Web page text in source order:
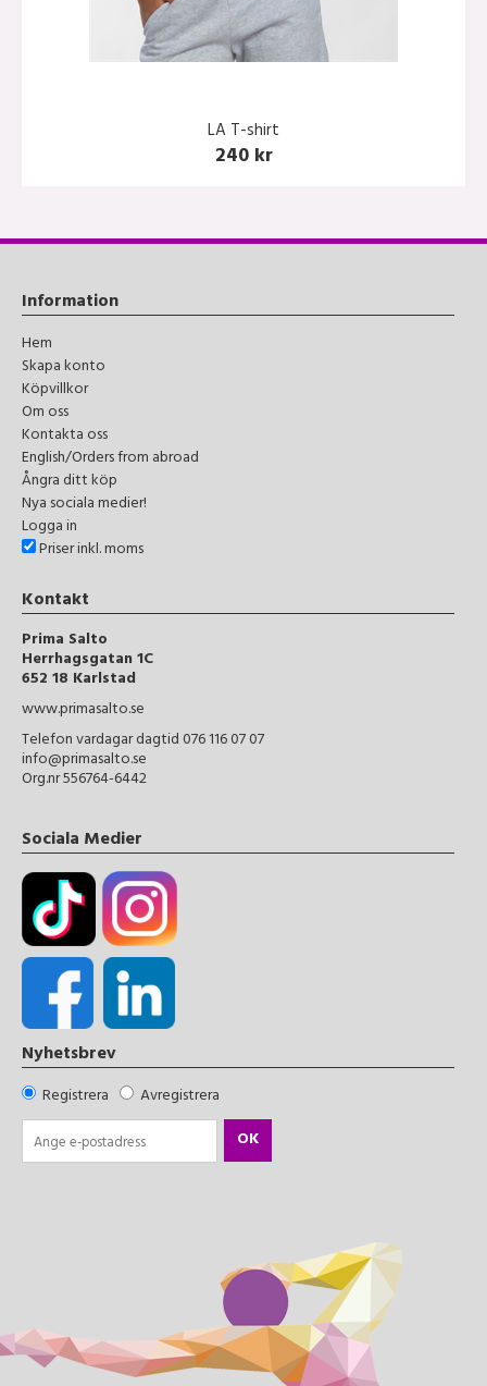
LA T-shirt
240 kr
Information
Hem
Skapa konto
Köpvillkor
Om oss
Kontakta oss
English/Orders from abroad
Ångra ditt köp
Nya sociala medier!
Logga in
Priser inkl. moms
Kontakt
Prima Salto
Herrhagsgatan 1C
652 18 Karlstad
www.primasalto.se
Telefon vardagar dagtid 076 116 07 07
info@primasalto.se
Org.nr 556764-6442
Sociala Medier
Nyhetsbrev
Registrera
Avregistrera
OK